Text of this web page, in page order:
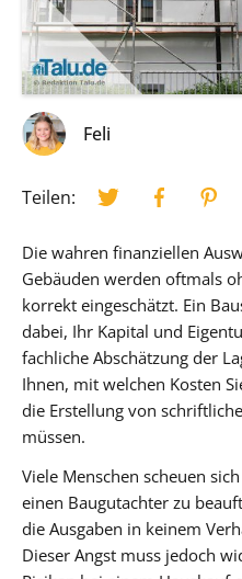
Feli
Teilen:
Die wahren finanziellen
Gebäuden werden oftmals
korrekt eingeschätzt. Ein
dabei, Ihr Kapital und
fachliche Abschätzung der
Ihnen, mit welchen Kosten
die Erstellung von
müssen.
Viele Menschen scheuen
einen Baugutachter zu
die Ausgaben in keinem
Dieser Angst muss jedoch